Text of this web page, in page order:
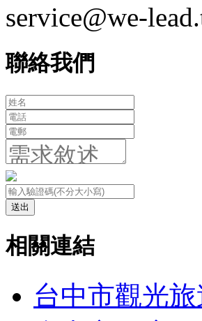
service@we-
聯絡我們
送出
相關連結
台中市觀光